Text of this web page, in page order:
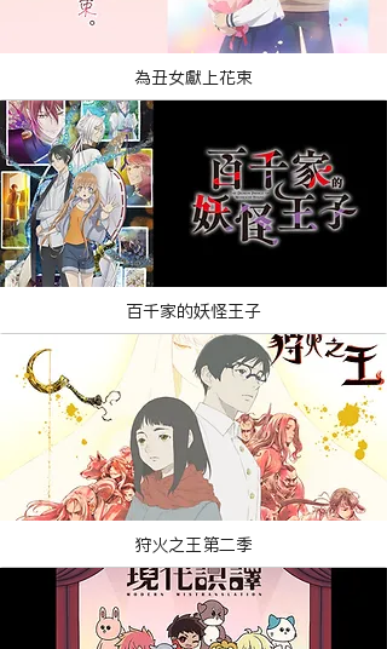
為丑女獻上花束
百千家的妖怪王子
狩火之王第二季